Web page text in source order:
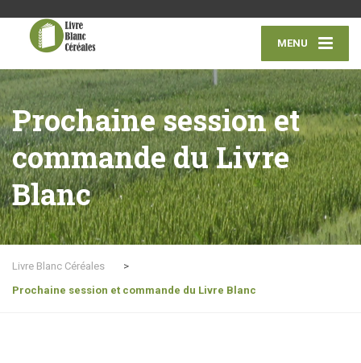
MENU
Prochaine session et
commande du Livre
Blanc
Livre Blanc Céréales
>
Prochaine session et commande du Livre Blanc